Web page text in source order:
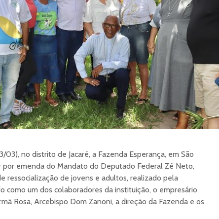
03), no distrito de Jacaré, a Fazenda Esperança, em São
emenda do Mandato do Deputado Federal Zé Neto,
ressocialização de jovens e adultos, realizado pela
como um dos colaboradores da instituição, o empresário
Rosa, Arcebispo Dom Zanoni, a direção da Fazenda e os